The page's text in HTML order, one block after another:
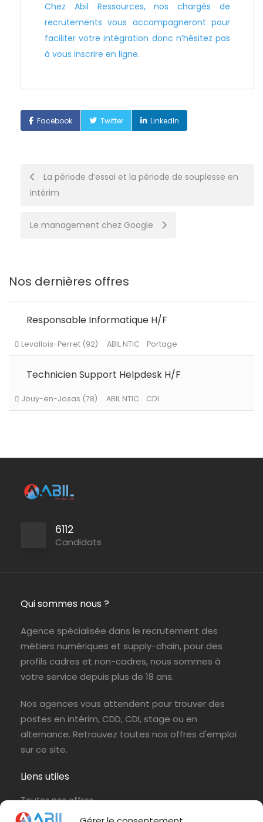
Chez Abil Ressources, nos chargés de
recrutements vous accompagneront pour
faciliter votre intégration donc n’hésitez pas
à vous inscrire en ligne.
Facebook Twitter LinkedIn
Post
navigation
La période d’essai et la période de souplesse en
intérim
Le management chez Google
Nos dernières offres
Responsable Informatique H/F
Levallois-Perret (92)
Technicien Support Helpdesk H/F
6112
Candidats
Qui sommes nous ?
Agence spécialisée dans le recrutement des
métiers numériques et supply-chain, pour des
profils cadres et non-cadres, nous sommes à
votre service depuis plus de 18 ans.
Nos agences vous attendent pour trouver des
postes en intérim, CDD, CDI, stage ou en
alternance. Retrouvez toutes nos offres d'emploi
sur ce site.
Liens utiles
Toutes nos offres
Protection de vos données personnelles